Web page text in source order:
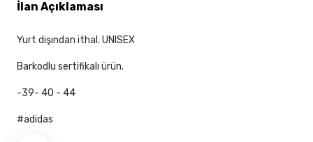
İlan Açıklaması
Yurt dışından ithal. UNISEX
Barkodlu sertifikalı ürün.
-39- 40 - 44
#adidas